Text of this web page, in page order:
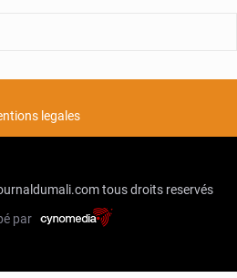
legales
tous droits reservés
par